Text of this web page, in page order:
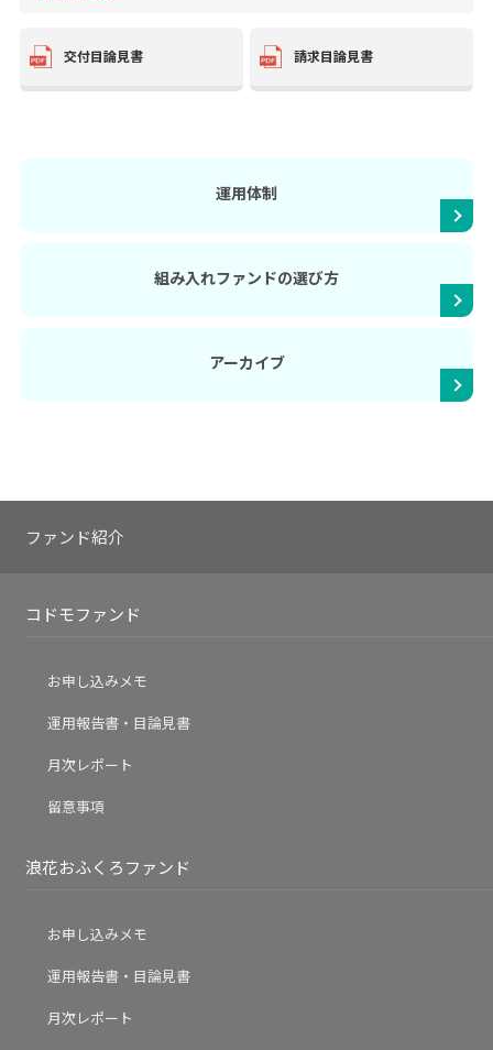
交付目論見書 請求目論見書
運用体制
組み入れファンドの選び方
アーカイブ
ファンド紹介
コドモファンド
お申し込みメモ
運用報告書・目論見書
月次レポート
留意事項
浪花おふくろファンド
お申し込みメモ
運用報告書・目論見書
月次レポート